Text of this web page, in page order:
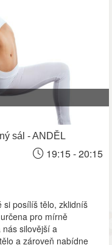
sál - ANDĚL
19:15 - 20:15
si posílíš tělo, zklidníš
pro mírně
silovější a
a zároveň nabídne